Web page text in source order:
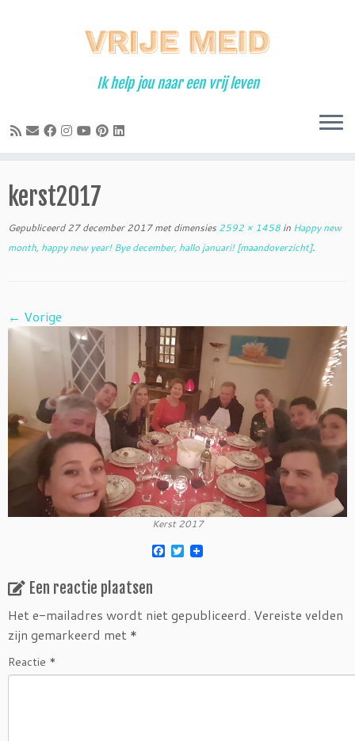
Ik help jou naar een vrij leven
kerst2017
Gepubliceerd 27 december 2017met dimensies 2592 × 1458 in Happy new
month, happy new year! Bye december, hallo januari! [maandoverzicht].
← Vorige
Kerst 2017
F
o
T
w
e
r
Een reactie plaatsen
Het e-mailadres wordt niet gepubliceerd. Vereiste velden
zijn gemarkeerd met *
Reactie *